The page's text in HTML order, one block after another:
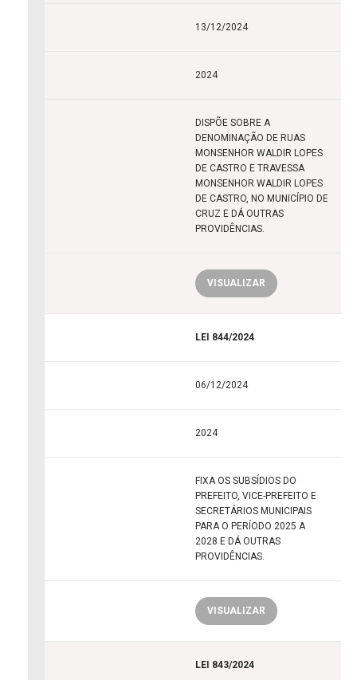
13/12/2024
2024
DISPÕE SOBRE A
DENOMINAÇÃO DE RUAS
MONSENHOR WALDIR LOPES
DE CASTRO E TRAVESSA
MONSENHOR WALDIR LOPES
DE CASTRO, NO MUNICÍPIO DE
CRUZ E DÁ OUTRAS
PROVIDÊNCIAS.
VISUALIZAR
LEI 844/2024
06/12/2024
2024
FIXA OS SUBSÍDIOS DO
PREFEITO, VICE-PREFEITO E
SECRETÁRIOS MUNICIPAIS
PARA O PERÍODO 2025 A
2028 E DÁ OUTRAS
PROVIDÊNCIAS.
VISUALIZAR
LEI 843/2024